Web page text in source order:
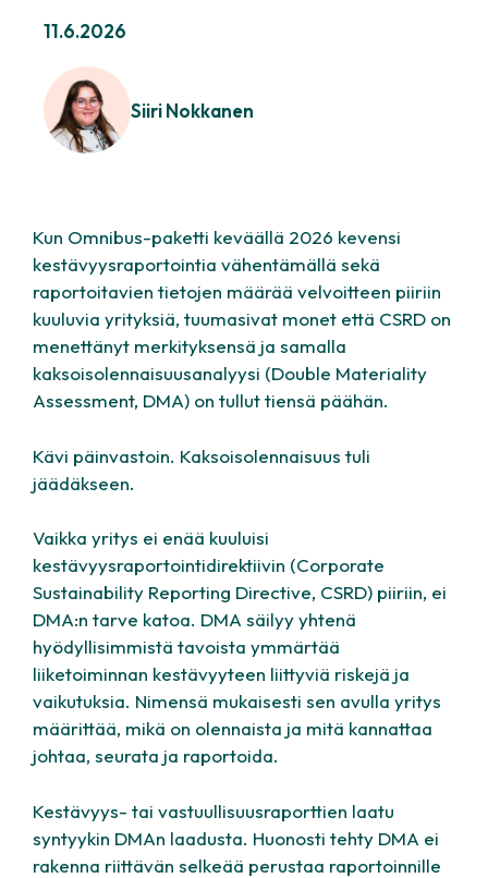
11.6.2026
Siiri Nokkanen
Kun Omnibus-paketti keväällä 2026 kevensi
kestävyysraportointia vähentämällä sekä
raportoitavien tietojen määrää velvoitteen piiriin
kuuluvia yrityksiä, tuumasivat monet että CSRD on
menettänyt merkityksensä ja samalla
kaksoisolennaisuusanalyysi (Double Materiality
Assessment, DMA) on tullut tiensä päähän.
Kävi päinvastoin. Kaksoisolennaisuus tuli
jäädäkseen.
Vaikka yritys ei enää kuuluisi
kestävyysraportointidirektiivin (Corporate
Sustainability Reporting Directive, CSRD) piiriin, ei
DMA:n tarve katoa. DMA säilyy yhtenä
hyödyllisimmistä tavoista ymmärtää
liiketoiminnan kestävyyteen liittyviä riskejä ja
vaikutuksia. Nimensä mukaisesti sen avulla yritys
määrittää, mikä on olennaista ja mitä kannattaa
johtaa, seurata ja raportoida.
Kestävyys- tai vastuullisuusraporttien laatu
syntyykin DMAn laadusta. Huonosti tehty DMA ei
rakenna riittävän selkeää perustaa raportoinnille